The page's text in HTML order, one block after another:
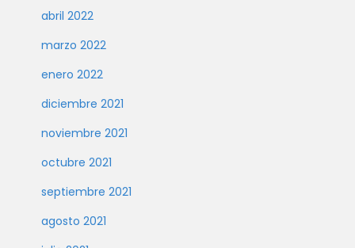
abril 2022
marzo 2022
enero 2022
diciembre 2021
noviembre 2021
octubre 2021
septiembre 2021
agosto 2021